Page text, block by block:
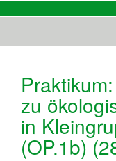
zu
in
(OP.1b)